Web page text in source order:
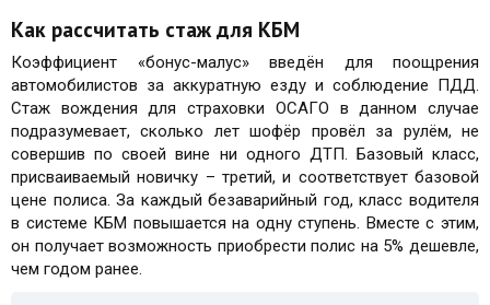
Как рассчитать стаж для КБМ
Коэффициент «бонус-малус» введён для поощрения
автомобилистов за аккуратную езду и соблюдение ПДД.
Стаж вождения для страховки ОСАГО в данном случае
подразумевает, сколько лет шофёр провёл за рулём, не
совершив по своей вине ни одного ДТП. Базовый класс,
присваиваемый новичку – третий, и соответствует базовой
цене полиса. За каждый безаварийный год, класс водителя
в системе КБМ повышается на одну ступень. Вместе с этим,
он получает возможность приобрести полис на 5% дешевле,
чем годом ранее.